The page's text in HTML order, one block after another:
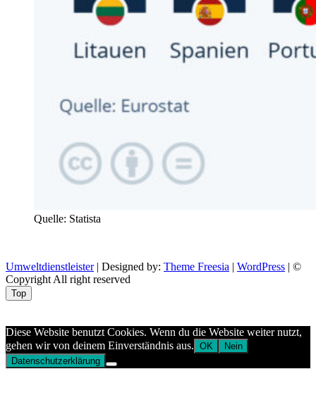
Quelle: Statista
Umweltdienstleister| Designed by: Theme Freesia | WordPress | ©
Copyright All right reserved
Top
Diese Website benutzt Cookies. Wenn du die Website weiter nutzt,
gehen wir von deinem Einverständnis aus. OK
Nein
Datenschutzerklärung